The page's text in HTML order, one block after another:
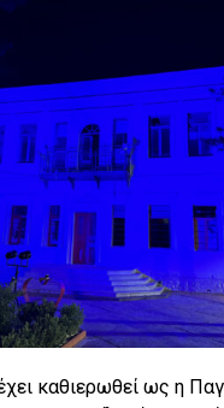
καθιερωθεί ως η